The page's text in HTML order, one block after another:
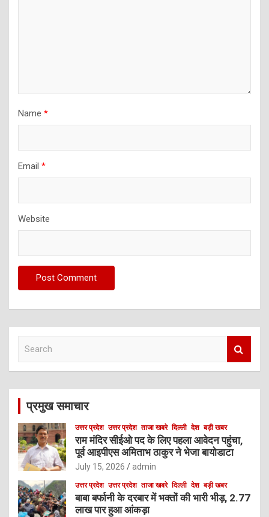
Name *
Email *
Website
c
प्रमुख समाचार
उत्तर प्रदेश उत्तर प्रदेश ताजा खबरे दिल्ली देश बड़ी खबर
राम मंदिर सीईओ पद के लिए पहला आवेदन पहुंचा,
पूर्व आइपीएस अमिताभ ठाकुर ने भेजा बायोडाटा
July 15, 2026 admin
उत्तर प्रदेश उत्तर प्रदेश ताजा खबरे दिल्ली देश बड़ी खबर
बाबा बर्फानी के दरबार में भक्तों की भारी भीड़, 2.77
लाख पार हुआ आंकड़ा